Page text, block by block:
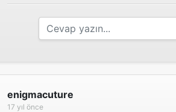
enigmacuture
17 yıl önce